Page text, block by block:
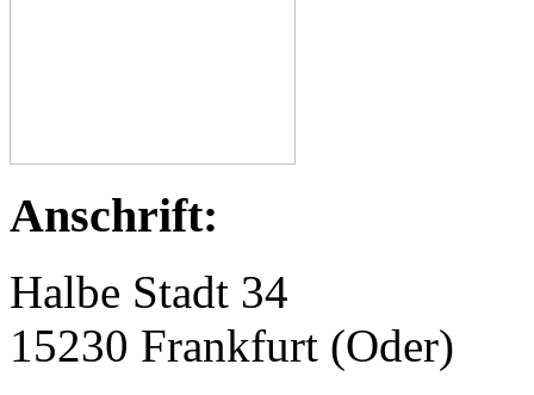
Anschrift:
Halbe Stadt 34
15230 Frankfurt (Oder)